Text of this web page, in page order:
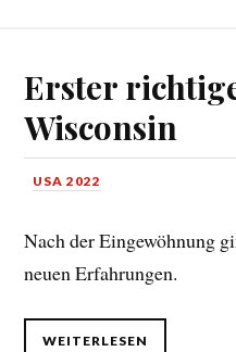
Erster
Wisconsin
USA 2022
Nach der Eingewöhnung
neuen Erfahrungen.
WEITERLESEN